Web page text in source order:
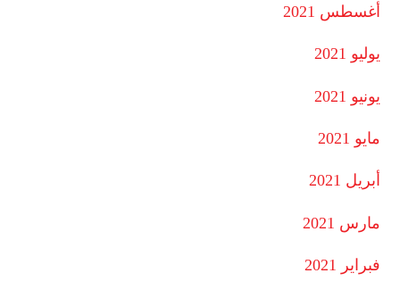
أغسطس 2021
يوليو 2021
يونيو 2021
مايو 2021
أبريل 2021
مارس 2021
فبراير 2021